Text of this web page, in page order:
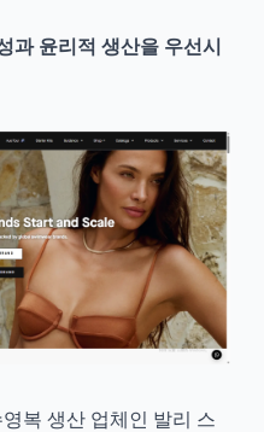
과 윤리적 생산을 우선시
복 생산 업체인 발리 스